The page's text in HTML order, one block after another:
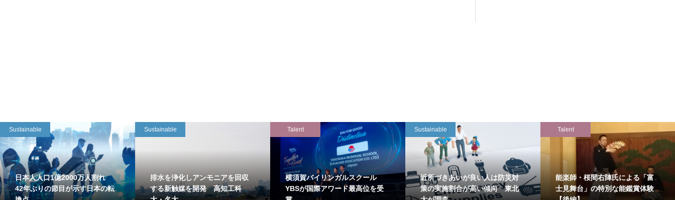
Sustainable
日本人人口1億2000万人割れ
42年ぶりの節目が示す日本の転
Sustainable
排水を浄化しアンモニアを回収
する新触媒を開発 高知工科
Talent
横須賀バイリンガルスクール
YBSが国際アワード最高位を受
Sustainable
近所づきあいが良い人は防災対
策の実施割合が高い傾向 東北
Talent
能楽師・桜間右陣氏による「富
士見舞台」の特別な能鑑賞体験